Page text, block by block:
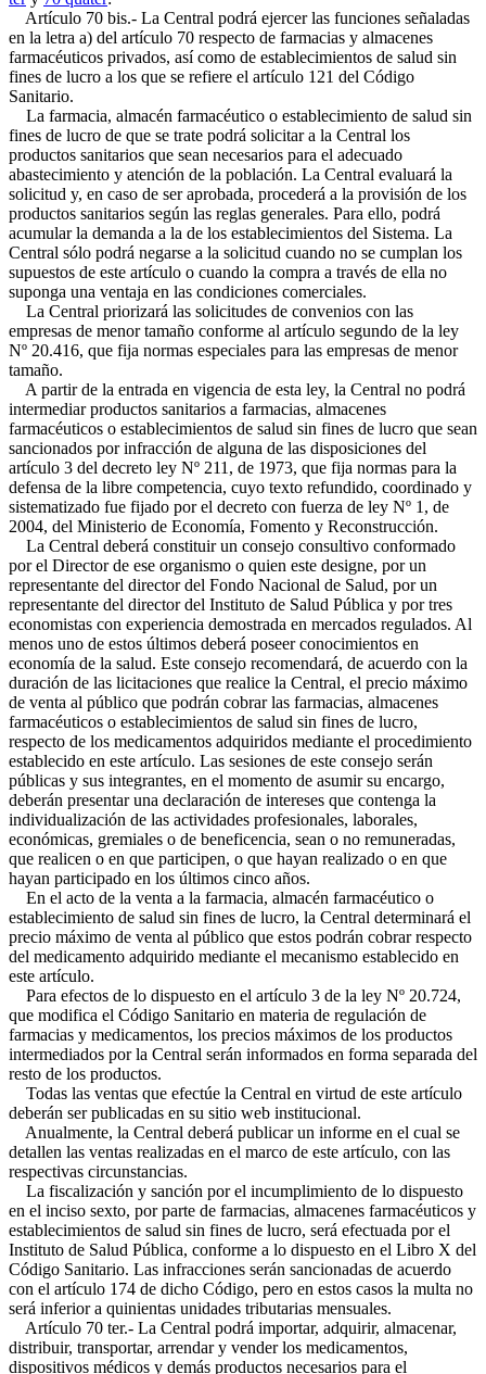
Artículo 70 bis.- La Central podrá ejercer las funciones señaladas
en la letra a) del artículo 70 respecto de farmacias y almacenes
farmacéuticos privados, así como de establecimientos de salud sin
fines de lucro a los que se refiere el artículo 121 del Código
Sanitario.
La farmacia, almacén farmacéutico o establecimiento de salud sin
fines de lucro de que se trate podrá solicitar a la Central los
productos sanitarios que sean necesarios para el adecuado
abastecimiento y atención de la población. La Central evaluará la
solicitud y, en caso de ser aprobada, procederá a la provisión de los
productos sanitarios según las reglas generales. Para ello, podrá
acumular la demanda a la de los establecimientos del Sistema. La
Central sólo podrá negarse a la solicitud cuando no se cumplan los
supuestos de este artículo o cuando la compra a través de ella no
suponga una ventaja en las condiciones comerciales.
La Central priorizará las solicitudes de convenios con las
empresas de menor tamaño conforme al artículo segundo de la ley
Nº 20.416, que fija normas especiales para las empresas de menor
tamaño.
A partir de la entrada en vigencia de esta ley, la Central no podrá
intermediar productos sanitarios a farmacias, almacenes
farmacéuticos o establecimientos de salud sin fines de lucro que sean
sancionados por infracción de alguna de las disposiciones del
artículo 3 del decreto ley Nº 211, de 1973, que fija normas para la
defensa de la libre competencia, cuyo texto refundido, coordinado y
sistematizado fue fijado por el decreto con fuerza de ley Nº 1, de
2004, del Ministerio de Economía, Fomento y Reconstrucción.
La Central deberá constituir un consejo consultivo conformado
por el Director de ese organismo o quien este designe, por un
representante del director del Fondo Nacional de Salud, por un
representante del director del Instituto de Salud Pública y por tres
economistas con experiencia demostrada en mercados regulados. Al
menos uno de estos últimos deberá poseer conocimientos en
economía de la salud. Este consejo recomendará, de acuerdo con la
duración de las licitaciones que realice la Central, el precio máximo
de venta al público que podrán cobrar las farmacias, almacenes
farmacéuticos o establecimientos de salud sin fines de lucro,
respecto de los medicamentos adquiridos mediante el procedimiento
establecido en este artículo. Las sesiones de este consejo serán
públicas y sus integrantes, en el momento de asumir su encargo,
deberán presentar una declaración de intereses que contenga la
individualización de las actividades profesionales, laborales,
económicas, gremiales o de beneficencia, sean o no remuneradas,
que realicen o en que participen, o que hayan realizado o en que
hayan participado en los últimos cinco años.
En el acto de la venta a la farmacia, almacén farmacéutico o
establecimiento de salud sin fines de lucro, la Central determinará el
precio máximo de venta al público que estos podrán cobrar respecto
del medicamento adquirido mediante el mecanismo establecido en
este artículo.
Para efectos de lo dispuesto en el artículo 3 de la ley Nº 20.724,
que modifica el Código Sanitario en materia de regulación de
farmacias y medicamentos, los precios máximos de los productos
intermediados por la Central serán informados en forma separada del
resto de los productos.
Todas las ventas que efectúe la Central en virtud de este artículo
deberán ser publicadas en su sitio web institucional.
Anualmente, la Central deberá publicar un informe en el cual se
detallen las ventas realizadas en el marco de este artículo, con las
respectivas circunstancias.
La fiscalización y sanción por el incumplimiento de lo dispuesto
en el inciso sexto, por parte de farmacias, almacenes farmacéuticos y
establecimientos de salud sin fines de lucro, será efectuada por el
Instituto de Salud Pública, conforme a lo dispuesto en el Libro X del
Código Sanitario. Las infracciones serán sancionadas de acuerdo
con el artículo 174 de dicho Código, pero en estos casos la multa no
será inferior a quinientas unidades tributarias mensuales.
Artículo 70 ter.- La Central podrá importar, adquirir, almacenar,
distribuir, transportar, arrendar y vender los medicamentos,
dispositivos médicos y demás productos necesarios para el